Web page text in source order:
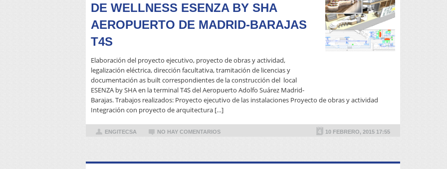
DE WELLNESS ESENZA BY SHA
AEROPUERTO DE MADRID-BARAJAS
T4S
Elaboración del proyecto ejecutivo, proyecto de obras y actividad,
legalización eléctrica, dirección facultativa, tramitación de licencias y
documentación as built correspondientes de la construcción del local
ESENZA by SHA en la terminal T4S del Aeropuerto Adolfo Suárez Madrid-
Barajas. Trabajos realizados: Proyecto ejecutivo de las instalaciones Proyecto de obras y actividad
Integración con proyecto de arquitectura […]
ENGITECSA NO HAY COMENTARIOS 10 FEBRERO, 2015 17:55